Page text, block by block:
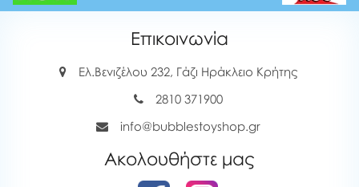
Επικοινωνία
Ελ.Βενιζέλου 232, Γάζι Ηράκλειο Κρήτης
2810 371900
info@bubblestoyshop.gr
Ακολουθήστε μας